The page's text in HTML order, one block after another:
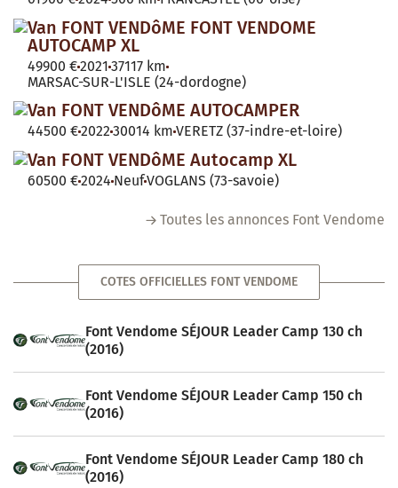
Van FONT VENDôME FONT VENDOME
AUTOCAMP XL
49900 €2021 37117 km
MARSAC-SUR-L'ISLE (24-dordogne)
Van FONT VENDôME AUTOCAMPER
44500 €2022 30014 km VERETZ (37-indre-et-loire)
Van FONT VENDôME Autocamp XL
60500 €2024 NeufVOGLANS (73-savoie)
Toutes les annonces Font Vendome
COTES OFFICIELLES FONT VENDOME
Font Vendome SÉJOUR Leader Camp 130 ch
(2016)
Font Vendome SÉJOUR Leader Camp 150 ch
(2016)
Font Vendome SÉJOUR Leader Camp 180 ch
(2016)